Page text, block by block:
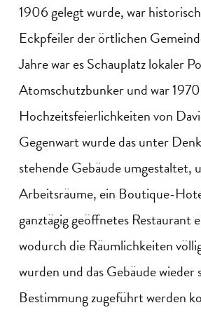
1906 gelegt wurde, war
Eckpfeiler der örtlichen
Jahre war es Schauplatz lokaler
Atomschutzbunker und war
Hochzeitsfeierlichkeiten von
Gegenwart wurde das unter
stehende Gebäude umgestaltet,
Arbeitsräume, ein Boutique-
ganztägig geöffnetes Restaurant
wodurch die Räumlichkeiten
wurden und das Gebäude wieder
Bestimmung zugeführt werden